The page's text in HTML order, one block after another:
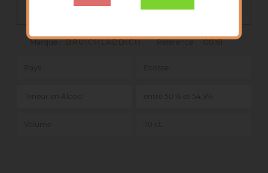
DÉTAILS DU PRODUIT
Marque : BRUICHLADDICH Référence : 100161